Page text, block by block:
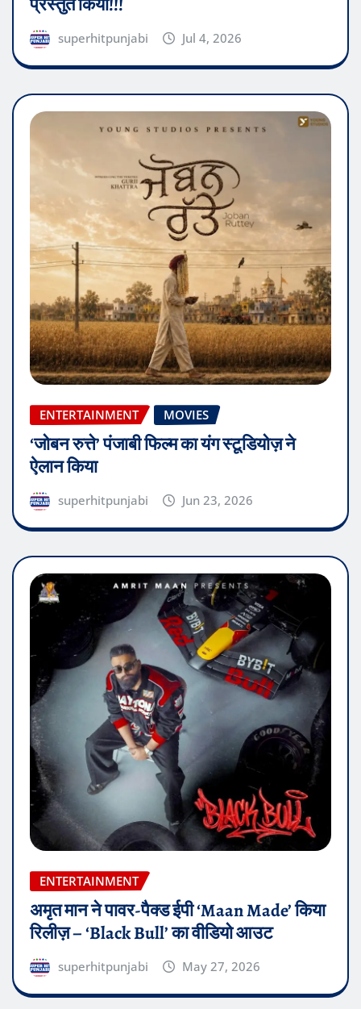
प्रस्तुत किया!!!
superhitpunjabi Jul 4, 2026
ENTERTAINMENT MOVIES
‘जोबन रुत्ते’ पंजाबी फिल्म का यंग स्टूडियोज़ ने
ऐलान किया
superhitpunjabi Jun 23, 2026
ENTERTAINMENT
अमृत मान ने पावर-पैक्ड ईपी ‘Maan Made’ किया
रिलीज़ – ‘Black Bull’ का वीडियो आउट
superhitpunjabi May 27, 2026